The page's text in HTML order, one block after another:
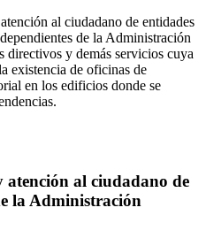
al ciudadano de entidades
de la Administración
directivos y demás servicios cuya
existencia de oficinas de
en los edificios donde se
al ciudadano de
la Administración